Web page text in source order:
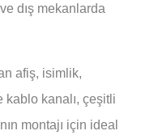
dış mekanlarda
afiş, isimlik,
kanalı, çeşitli
montajı için ideal